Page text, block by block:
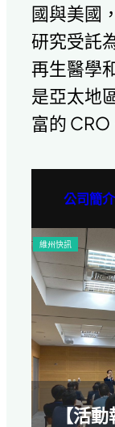
國與美國
研究受託
再生醫學
是亞太地
富的 CRO
公司簡介
活動報導】